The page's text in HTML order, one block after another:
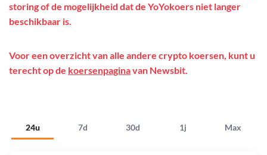
24u 7d 30d 1j Max
storing of de mogelijkheid dat de YoYokoers niet langer
beschikbaar is.
Voor een overzicht van alle andere crypto koersen, kunt u
terecht op de koersenpaginavan Newsbit.